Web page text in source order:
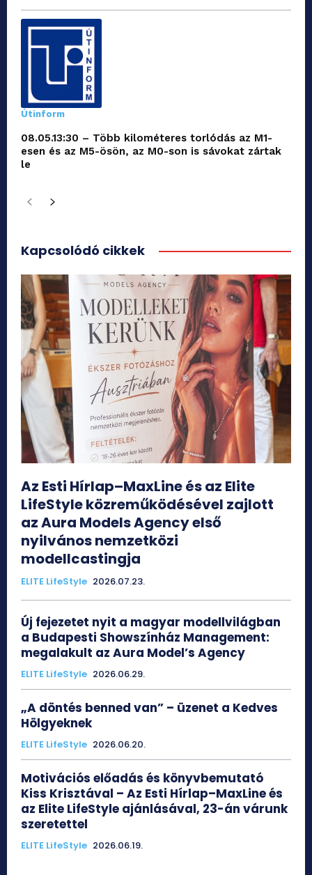
Útinform
08.05.13:30 – Több kilométeres torlódás az M1-
esen és az M5-ösön, az M0-son is sávokat zártak
le
Kapcsolódó cikkek
Az Esti Hírlap–MaxLine és az Elite
LifeStyle közreműködésével zajlott
az Aura Models Agency első
nyilvános nemzetközi
modellcastingja
ELITE LifeStyle 2026.07.23.
Új fejezetet nyit a magyar modellvilágban
a Budapesti Showszínház Management:
megalakult az Aura Model’s Agency
ELITE LifeStyle 2026.06.29.
„A döntés benned van” – üzenet a Kedves
Hölgyeknek
ELITE LifeStyle 2026.06.20.
Motivációs előadás és könyvbemutató
Kiss Krisztával – Az Esti Hírlap–MaxLine és
az Elite LifeStyle ajánlásával, 23-án várunk
szeretettel
ELITE LifeStyle 2026.06.19.